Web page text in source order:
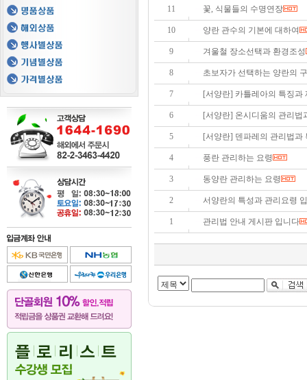
11 꽃, 식물들의 수명연장
10 양란 관수의 기본에 대하여
9 겨울철 장소선택과 환경조성
8 초보자가 선택하는 양란의
7 [서양란] 카틀레아의 특징과
6 [서양란] 온시디움의 관리법
5 [서양란] 덴파레의 관리법과
4 풍란 관리하는 요령
3 동양란 관리하는 요령
2 서양란의 특성과 관리요령
1 관리법 안내 게시판 입니다